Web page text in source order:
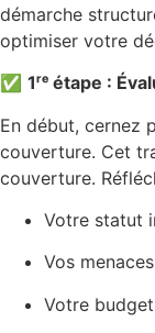
démarche
optimiser votre
✅ 1ʳᵉ étape :
En début, cernez
couverture. Cet
couverture.
Votre statut
Vos
Votre